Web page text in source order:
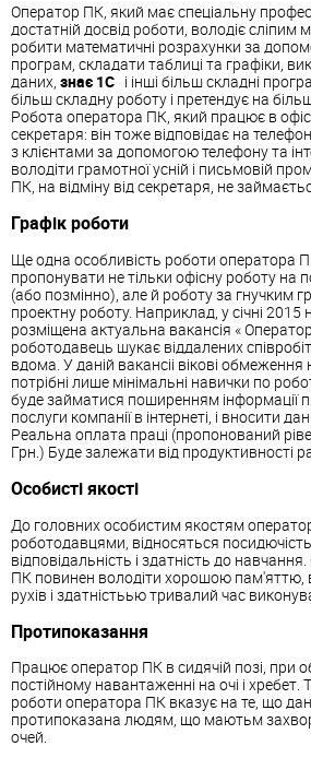
Оператор ПК, який має спеціальну
достатній досвід роботи, володіє сліпим
робити математичні розрахунки за
програм, складати таблиці та графіки,
даних, знає 1C і інші більш складні
більш складну роботу і претендує на
Робота оператора ПК, який працює в
секретаря: він тоже відповідає на
з клієнтами за допомогою телефону та
володіти грамотної усній і письмовій
ПК, на відміну від секретаря, не
Графік роботи
Ще одна особливість роботи оператора
пропонувати не тільки офісну роботу на
(або позмінно), але й роботу за гнучким
проектну роботу. Наприклад, у січні 2015
розміщена актуальна вакансія «
роботодавець шукає віддалених
вдома. У даній вакансіі вікові обмеження
потрібні лише мінімальні навички по
буде займатися поширенням інформації
послуги компанії в інтернеті, і вносити
Реальна оплата праці (пропонований
Грн.) Буде залежати від продуктивності
Особисті якості
До головних особистим якостям
роботодавцями, відносяться
відповідальність і здатність до
ПК повинен володіти хорошою пам'яттю,
рухів і здатністьью тривалий час
Протипоказання
Працює оператор ПК в сидячій позі, при
постійному навантаженні на очі і хребет.
роботи оператора ПК вказує на те, що
протипоказана людям, що маютьм
очей.